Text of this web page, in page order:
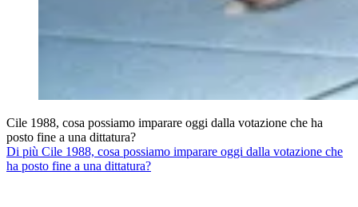
Cile 1988, cosa possiamo imparare oggi dalla votazione che ha
posto fine a una dittatura?
Di più Cile 1988, cosa possiamo imparare oggi dalla votazione che
ha posto fine a una dittatura?